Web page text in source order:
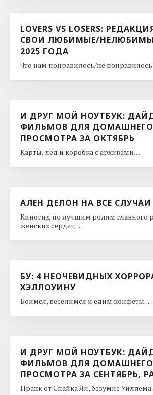
LOVERS VS LOSERS:
СВОИ ЛЮБИМЫЕ/
2025 ГОДА
Что нам понравилось/не понравилось
И ДРУГ МОЙ НОУТБУК:
ФИЛЬМОВ ДЛЯ ДОМАШНЕГО
ПРОСМОТРА ЗА ОКТЯБРЬ
Карты, лед и коробка с архивами. ...
АЛЕН ДЕЛОН НА ВСЕ
Киногид по лучшим ролям главного
женских сердец. ...
БУ: 4 НЕОЧЕВИДНЫХ
ХЭЛЛОУИНУ
Боимся, веселимся и едим конфеты. ...
И ДРУГ МОЙ НОУТБУК:
ФИЛЬМОВ ДЛЯ ДОМАШНЕГО
ПРОСМОТРА ЗА СЕНТЯБРЬ,
Пранк от Спайка Ли, безумие